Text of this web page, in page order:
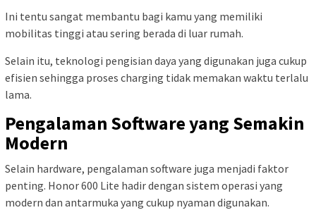
Ini tentu sangat membantu bagi kamu yang memiliki
mobilitas tinggi atau sering berada di luar rumah.
Selain itu, teknologi pengisian daya yang digunakan juga cukup
efisien sehingga proses charging tidak memakan waktu terlalu
lama.
Pengalaman Software yang Semakin
Modern
Selain hardware, pengalaman software juga menjadi faktor
penting. Honor 600 Lite hadir dengan sistem operasi yang
modern dan antarmuka yang cukup nyaman digunakan.